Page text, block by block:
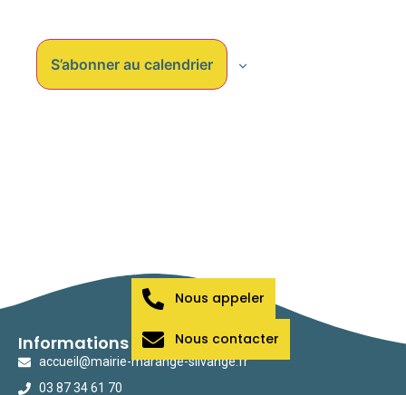
S’abonner au calendrier
Informations
accueil@mairie-marange-silvange.fr
03 87 34 61 70
Nous appeler
Nous contacter